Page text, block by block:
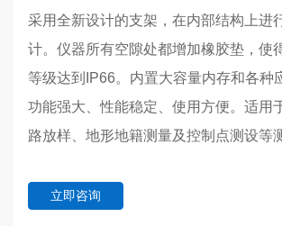
采用全新设计的支架，在内部结构上进
计。仪器所有空隙处都增加橡胶垫，使
等级达到IP66。内置大容量内存和各种
功能强大、性能稳定、使用方便。适用
路放样、地形地籍测量及控制点测设等
立即咨询